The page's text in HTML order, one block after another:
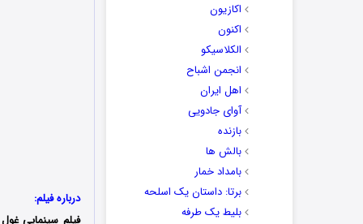
اکازیون
اکنون
الکلاسیکو
انجمن اشباح
اهل ایران
آوای جادویی
بازنده
بالش ها
بامداد خمار
برتا: داستان یک اسلحه
بلیط یک‌‌ طرفه
درباره فیلم:
فیلم سینمایی